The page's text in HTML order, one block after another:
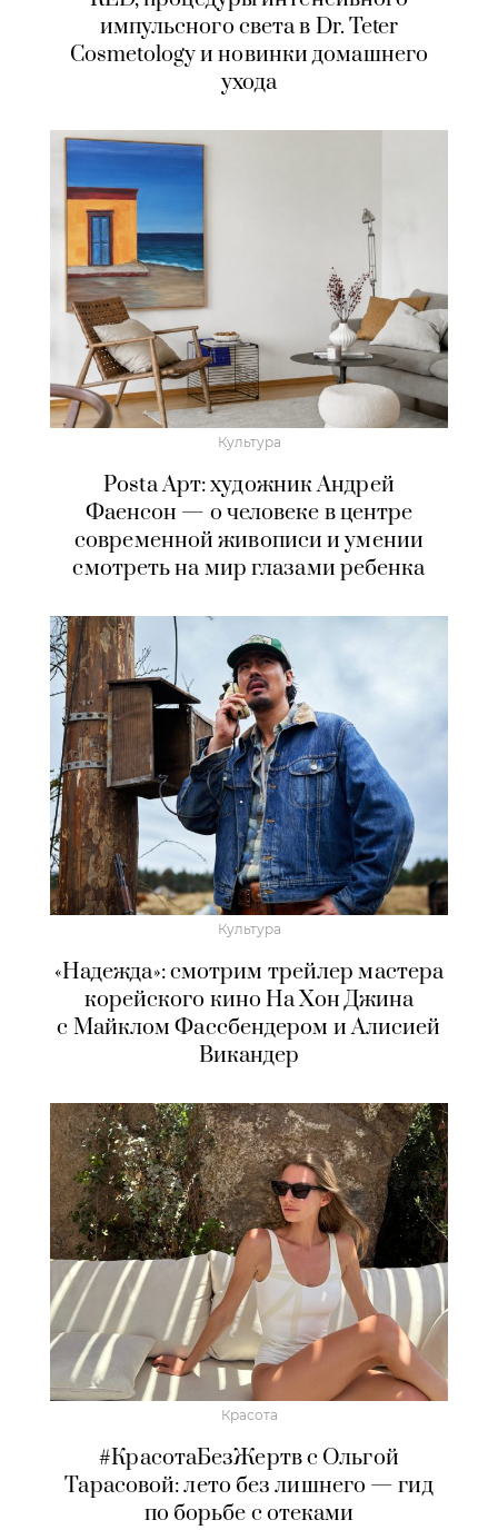
импульсного света в Dr. Teter
Cosmetology и новинки домашнего
ухода
Культура
Posta Арт: художник Андрей
Фаенсон — о человеке в центре
современной живописи и умении
смотреть на мир глазами ребенка
Культура
«Надежда»: смотрим трейлер мастера
корейского кино На Хон Джина
с Майклом Фассбендером и Алисией
Викандер
Красота
#КрасотаБезЖертв с Ольгой
Тарасовой: лето без лишнего — гид
по борьбе с отеками